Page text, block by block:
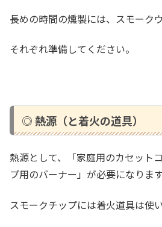
長めの時間の燻製には、スモークウ
それぞれ準備してください。
◎ 熱源（と着火の道具）
熱源として、「家庭用のカセット
プ用のバーナー」が必要になります
スモークチップには着火道具は使